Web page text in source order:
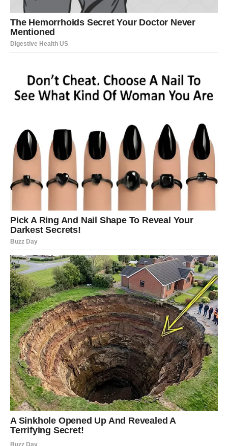
Ono što dolazi neće biti prolazno. Ovo su događaji koji
ostavljaju trag i menjaju način razmišljanja. Neki Ovnovi
će konačno razumeti zašto su se određene stvari morale
dogoditi baš sada.